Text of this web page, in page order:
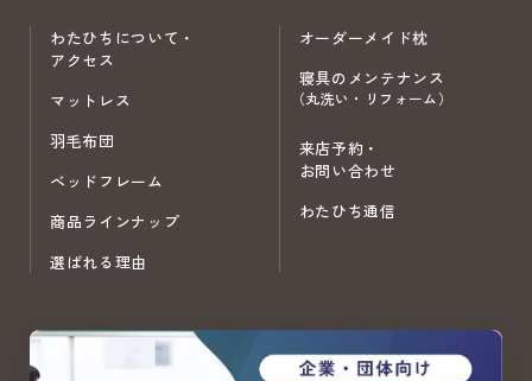
わたひちについて・
アクセス
マットレス
羽毛布団
ベッドフレーム
商品ラインナップ
選ばれる理由
オーダーメイド枕
寝具のメンテナンス
（丸洗い・リフォーム）
来店予約・
お問い合わせ
わたひち通信